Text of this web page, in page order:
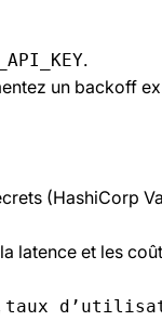
.
un backoff
(HashiCorp
latence et les
taux